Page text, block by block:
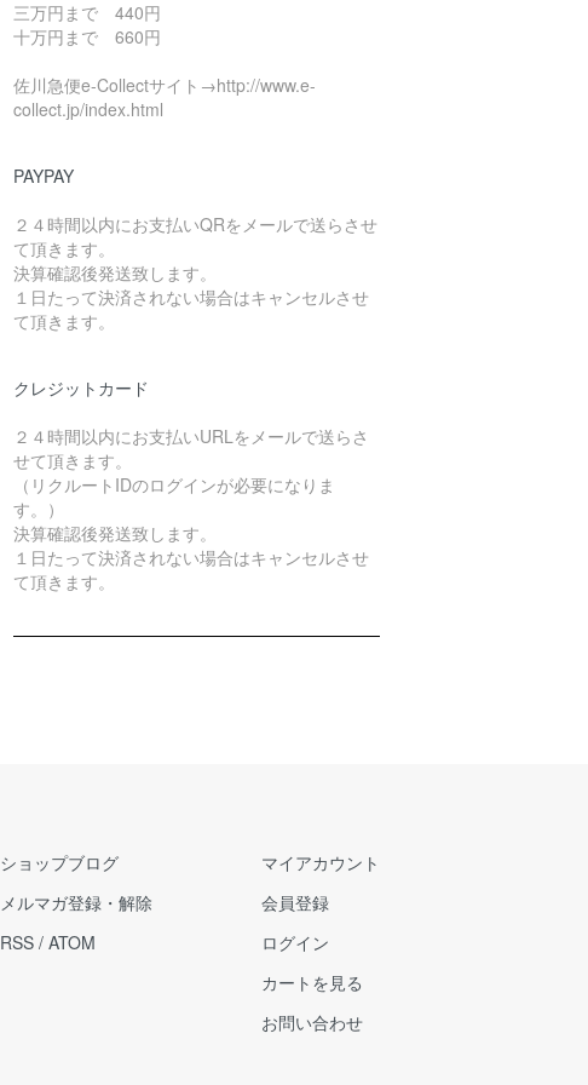
三万円まで 440円
十万円まで 660円
佐川急便e-Collectサイト→http://www.e-
collect.jp/index.html
PAYPAY
２４時間以内にお支払いQRをメールで送らさせ
て頂きます。
決算確認後発送致します。
１日たって決済されない場合はキャンセルさせ
て頂きます。
クレジットカード
２４時間以内にお支払いURLをメールで送らさ
せて頂きます。
（リクルートIDのログインが必要になりま
す。）
決算確認後発送致します。
１日たって決済されない場合はキャンセルさせ
て頂きます。
ショップブログ
メルマガ登録・解除
RSS / ATOM
マイアカウント
会員登録
ログイン
カートを見る
お問い合わせ